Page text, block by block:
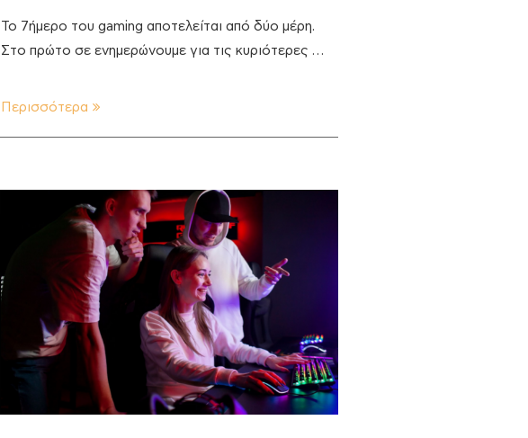
Το 7ήμερο του gaming αποτελείται από δύο μέρη.
Στο πρώτο σε ενημερώνουμε για τις κυριότερες …
Περισσότερα